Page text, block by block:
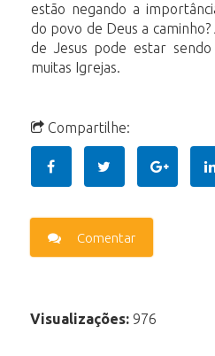
estão negando a
do povo de Deus a
de Jesus pode estar
muitas Igrejas.
Compartilhe:
Comentar
Visualizações:976